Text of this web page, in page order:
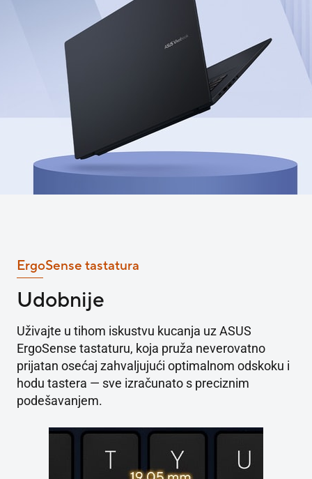
ErgoSense tastatura
Udobnije
Uživajte u tihom iskustvu kucanja uz ASUS
ErgoSense tastaturu, koja pruža neverovatno
prijatan osećaj zahvaljujući optimalnom odskoku i
hodu tastera — sve izračunato s preciznim
podešavanjem.